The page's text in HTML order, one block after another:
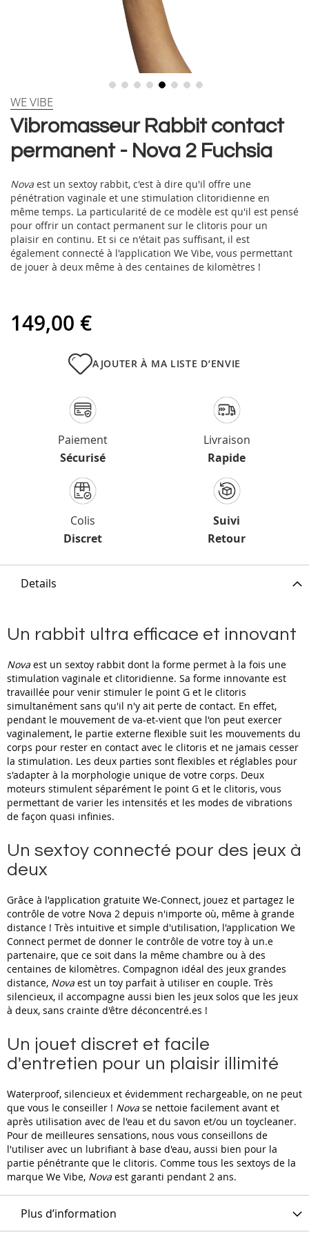
Skip
the
images
gallery
Vibromasseur Rabbit contact
permanent - Nova 2 Fuchsia
WE VIBE
Nova est un sextoy rabbit, c'est à dire qu'il offre une
pénétration vaginale et une stimulation clitoridienne en
même temps. La particularité de ce modèle est qu'il est pensé
pour offrir un contact permanent sur le clitoris pour un
plaisir en continu. Et si ce n'était pas suffisant, il est
également connecté à l'application We Vibe, vous permettant
de jouer à deux même à des centaines de kilomètres !
149,00 €
AJOUTER À MA LISTE D’ENVIE
Paiement
Sécurisé
Livraison
Rapide
Colis
Discret
Suivi
Retour
Details
Un rabbit ultra efficace et innovant
Nova est un sextoy rabbit dont la forme permet à la fois une
stimulation vaginale et clitoridienne. Sa forme innovante est
travaillée pour venir stimuler le point G et le clitoris
simultanément sans qu'il n'y ait perte de contact. En effet,
pendant le mouvement de va-et-vient que l'on peut exercer
vaginalement, le partie externe flexible suit les mouvements du
corps pour rester en contact avec le clitoris et ne jamais cesser
la stimulation. Les deux parties sont flexibles et réglables pour
s'adapter à la morphologie unique de votre corps. Deux
moteurs stimulent séparément le point G et le clitoris, vous
permettant de varier les intensités et les modes de vibrations
de façon quasi infinies.
Un sextoy connecté pour des jeux à
deux
Grâce à l'application gratuite We-Connect, jouez et partagez le
contrôle de votre Nova 2 depuis n'importe où, même à grande
distance ! Très intuitive et simple d'utilisation, l'application We
Connect permet de donner le contrôle de votre toy à un.e
partenaire, que ce soit dans la même chambre ou à des
centaines de kilomètres. Compagnon idéal des jeux grandes
distance, Nova est un toy parfait à utiliser en couple. Très
silencieux, il accompagne aussi bien les jeux solos que les jeux
à deux, sans crainte d'être déconcentré.es !
Un jouet discret et facile
d'entretien pour un plaisir illimité
Waterproof, silencieux et évidemment rechargeable, on ne peut
que vous le conseiller ! Nova se nettoie facilement avant et
après utilisation avec de l'eau et du savon et/ou un toycleaner.
Pour de meilleures sensations, nous vous conseillons de
l'utiliser avec un lubrifiant à base d'eau, aussi bien pour la
partie pénétrante que le clitoris. Comme tous les sextoys de la
marque We Vibe, Nova est garanti pendant 2 ans.
Plus d’information